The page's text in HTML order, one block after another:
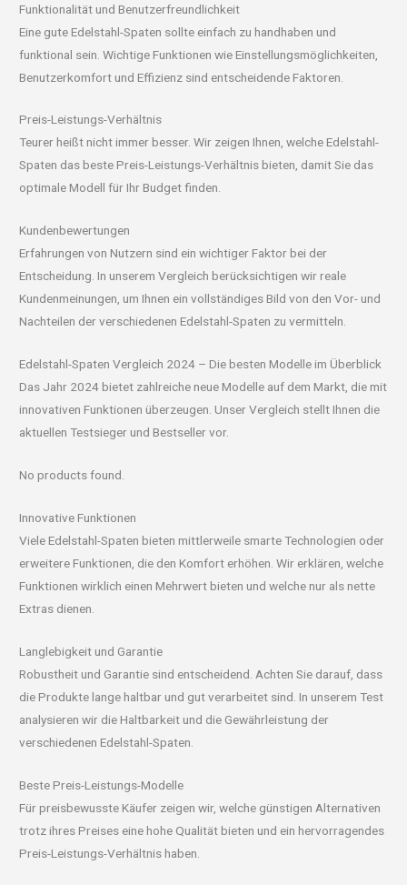
Funktionalität und Benutzerfreundlichkeit
Eine gute Edelstahl-Spaten sollte einfach zu handhaben und
funktional sein. Wichtige Funktionen wie Einstellungsmöglichkeiten,
Benutzerkomfort und Effizienz sind entscheidende Faktoren.
Preis-Leistungs-Verhältnis
Teurer heißt nicht immer besser. Wir zeigen Ihnen, welche Edelstahl-
Spaten das beste Preis-Leistungs-Verhältnis bieten, damit Sie das
optimale Modell für Ihr Budget finden.
Kundenbewertungen
Erfahrungen von Nutzern sind ein wichtiger Faktor bei der
Entscheidung. In unserem Vergleich berücksichtigen wir reale
Kundenmeinungen, um Ihnen ein vollständiges Bild von den Vor- und
Nachteilen der verschiedenen Edelstahl-Spaten zu vermitteln.
Edelstahl-Spaten Vergleich 2024 – Die besten Modelle im Überblick
Das Jahr 2024 bietet zahlreiche neue Modelle auf dem Markt, die mit
innovativen Funktionen überzeugen. Unser Vergleich stellt Ihnen die
aktuellen Testsieger und Bestseller vor.
No products found.
Innovative Funktionen
Viele Edelstahl-Spaten bieten mittlerweile smarte Technologien oder
erweitere Funktionen, die den Komfort erhöhen. Wir erklären, welche
Funktionen wirklich einen Mehrwert bieten und welche nur als nette
Extras dienen.
Langlebigkeit und Garantie
Robustheit und Garantie sind entscheidend. Achten Sie darauf, dass
die Produkte lange haltbar und gut verarbeitet sind. In unserem Test
analysieren wir die Haltbarkeit und die Gewährleistung der
verschiedenen Edelstahl-Spaten.
Beste Preis-Leistungs-Modelle
Für preisbewusste Käufer zeigen wir, welche günstigen Alternativen
trotz ihres Preises eine hohe Qualität bieten und ein hervorragendes
Preis-Leistungs-Verhältnis haben.